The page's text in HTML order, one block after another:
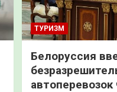
ТУРИЗМ
Белоруссия